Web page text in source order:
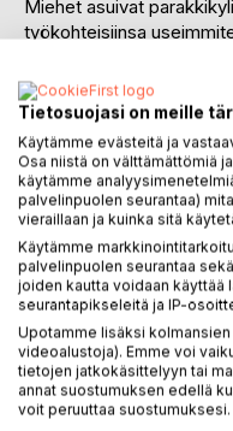
Miehet asuivat
työkohteisiinsa
miehistön
pääasiassa
parakkimajoituksessa.
Tielinjalla työttömiä
kaatoon ja tien luiskiin
tasaamiseen lapiolla.
siltatyömailla,
Näinä aikoina työttömillä
voinut nostaa
työhön sinne missä
työtä mitä siellä oli,
työllänsä. Valtiovaltakin
mukainen tapa jakaa
Oli myös uhka, että jos
vieroksuva, eikä
Tietosuojasi on meille
Käytämme evästeitä ja
Osa niistä on välttämättömiä
käytämme
palvelinpuolen seurantaa)
vieraillaan ja kuinka sitä
Käytämme
palvelinpuolen seurantaa
joiden kautta voidaan käyttää
seurantapikseleitä ja IP-
Upotamme lisäksi
videoalustoja). Emme voi
tietojen jatkokäsittelyyn tai
annat suostumuksen edellä
voit peruuttaa suostumuksesi.